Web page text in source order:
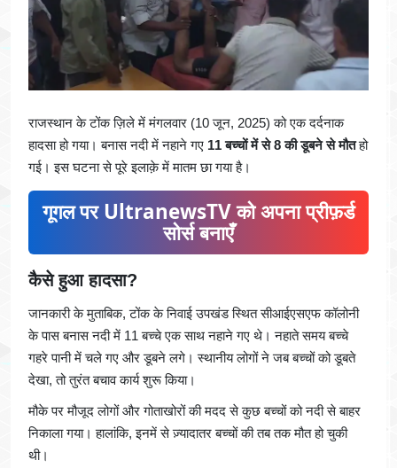
राजस्थान के टोंक ज़िले में मंगलवार (10 जून, 2025) को एक दर्दनाक
हादसा हो गया। बनास नदी में नहाने गए 11 बच्चों में से 8 की डूबने से मौतहो
गई। इस घटना से पूरे इलाक़े में मातम छा गया है।
गूगल पर UltranewsTV को अपना प्रीफ़र्ड
सोर्स बनाएँ
कैसे हुआ हादसा?
जानकारी के मुताबिक, टोंक के निवाई उपखंड स्थित सीआईएसएफ कॉलोनी
के पास बनास नदी में 11 बच्चे एक साथ नहाने गए थे। नहाते समय बच्चे
गहरे पानी में चले गए और डूबने लगे। स्थानीय लोगों ने जब बच्चों को डूबते
देखा, तो तुरंत बचाव कार्य शुरू किया।
मौके पर मौजूद लोगों और गोताखोरों की मदद से कुछ बच्चों को नदी से बाहर
निकाला गया। हालांकि, इनमें से ज़्यादातर बच्चों की तब तक मौत हो चुकी
थी।